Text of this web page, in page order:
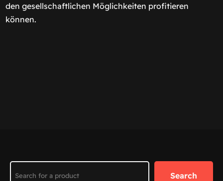
den gesellschaftlichen Möglichkeiten profitieren
können.
Search